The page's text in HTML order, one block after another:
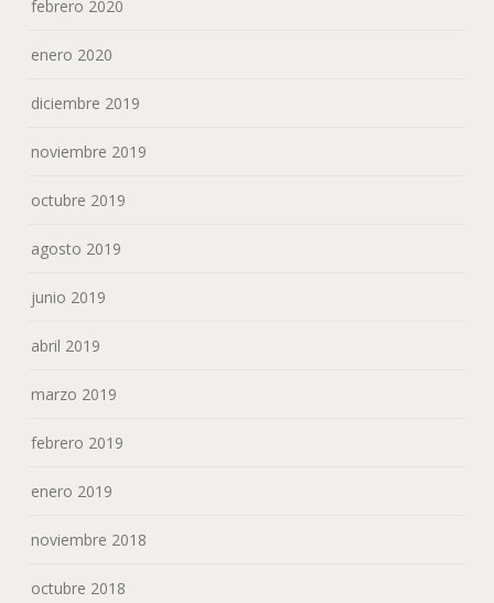
febrero 2020
enero 2020
diciembre 2019
noviembre 2019
octubre 2019
agosto 2019
junio 2019
abril 2019
marzo 2019
febrero 2019
enero 2019
noviembre 2018
octubre 2018